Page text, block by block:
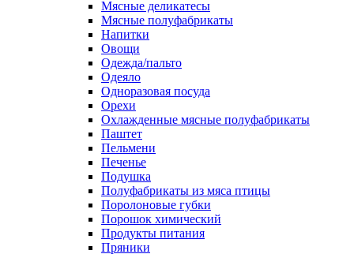
Мясные деликатесы
Мясные полуфабрикаты
Напитки
Овощи
Одежда/пальто
Одеяло
Одноразовая посуда
Орехи
Охлажденные мясные полуфабрикаты
Паштет
Пельмени
Печенье
Подушка
Полуфабрикаты из мяса птицы
Поролоновые губки
Порошок химический
Продукты питания
Пряники